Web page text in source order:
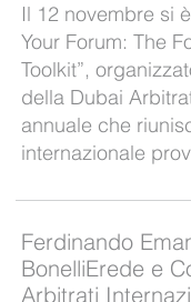
Il 12 novembre si
Your Forum: The
Toolkit”,
della Dubai
annuale che
internazionale
Ferdinando
BonelliErede e
Arbitrati